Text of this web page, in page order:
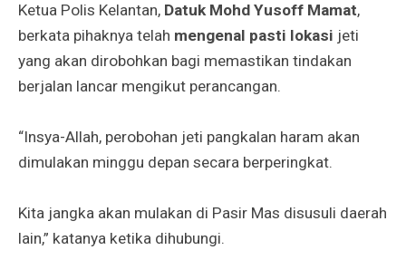
Ketua Polis Kelantan, Datuk Mohd Yusoff Mamat,
berkata pihaknya telah mengenal pasti lokasi jeti
yang akan dirobohkan bagi memastikan tindakan
berjalan lancar mengikut perancangan.
“Insya-Allah, perobohan jeti pangkalan haram akan
dimulakan minggu depan secara berperingkat.
Kita jangka akan mulakan di Pasir Mas disusuli daerah
lain,” katanya ketika dihubungi.